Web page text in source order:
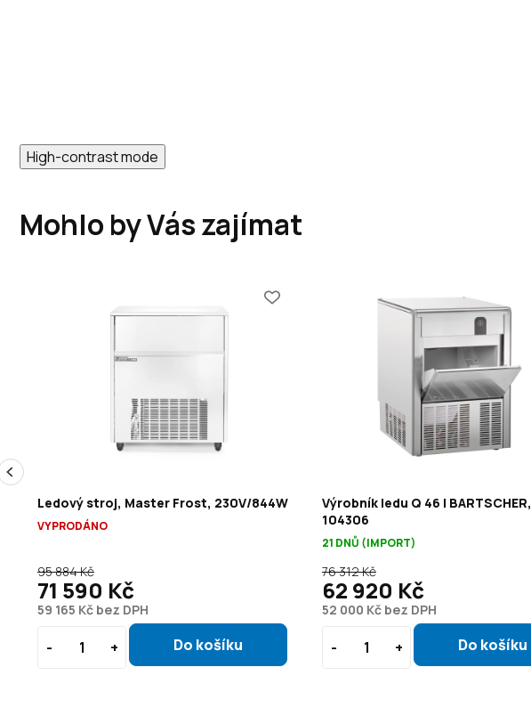
High-contrast mode
Mohlo by Vás zajímat
Ledový stroj, Master Frost, 230V/844W
VYPRODÁNO
59 165 Kč bez DPH
95 884 Kč
71 590 Kč
Výrobník ledu Q 46 | BARTSCHER,
104306
21 DNŮ (IMPORT)
52 000 Kč bez DPH
76 312 Kč
62 920 Kč